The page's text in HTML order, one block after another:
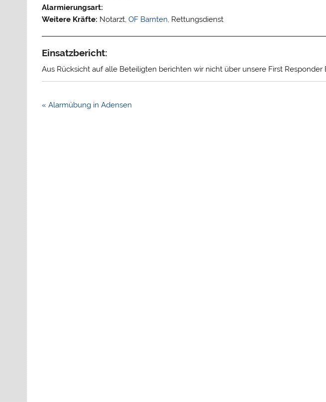
Alarmierungsart:
Weitere Kräfte: Notarzt,OF Barnten, Rettungsdienst
Einsatzbericht:
Aus Rücksicht auf alle Beteiligten berichten wir nicht über unsere First Responder
Beitragsnavigation
« Alarmübung in Adensen